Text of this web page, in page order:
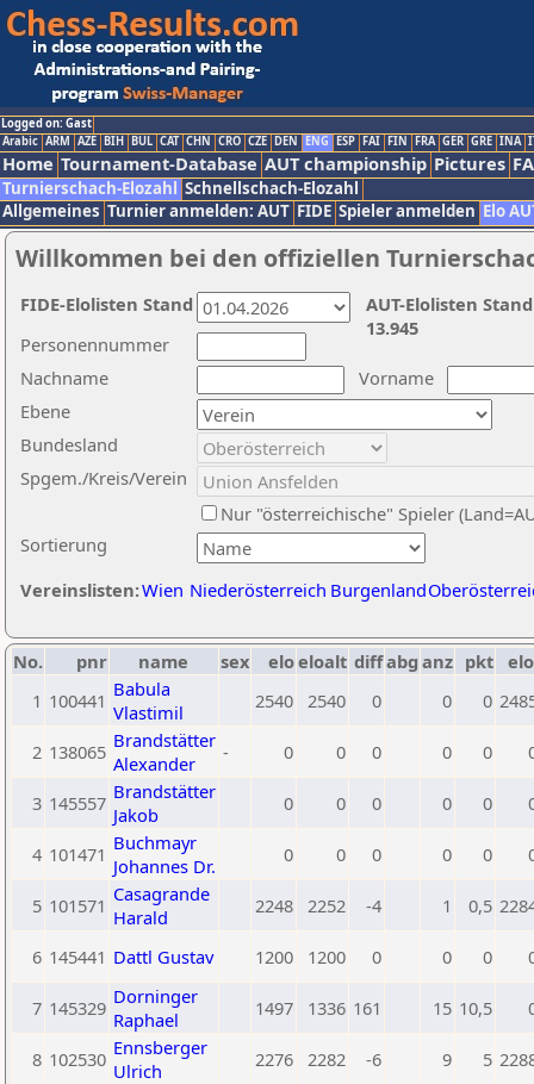
Logged on: Gast
Arabic ARM AZE BIH BUL CAT CHN CRO CZE DEN ENG ESP FAI FIN FRA GER GRE INA
Home Tournament-Database AUT championship Pictures
Turnierschach-Elozahl Schnellschach-Elozahl
Allgemeines Turnier anmelden: AUT FIDE Spieler anmelden Elo
Willkommen bei den offiziellen
Nachname
Vorname
Ebene
Sortierung
Personennummer
Bundesland
Spgem./Kreis/Verein
Nur "österreichische" Spieler
Vereinslisten:Wien Niederösterreich Burgenland
AUT-Elolisten
13.945
FIDE-Elolisten Stand
No. pnr name sex eloeloalt diffabg anz pkt
1 100441 Babula
Vlastimil
2540 2540 0 0 0
2 138065 Brandstätter
Alexander
- 0 0 0 0 0
3 145557 Brandstätter
Jakob
0 0 0 0 0
4 101471 Buchmayr
Johannes Dr.
0 0 0 0 0
5 101571 Casagrande
Harald
2248 2252 -4 1 0,5
6 145441 Dattl Gustav 1200 1200 0 0 0
7 145329 Dorninger
Raphael
1497 1336 161 15 10,5
8 102530 Ennsberger
Ulrich
2276 2282 -6 9 5